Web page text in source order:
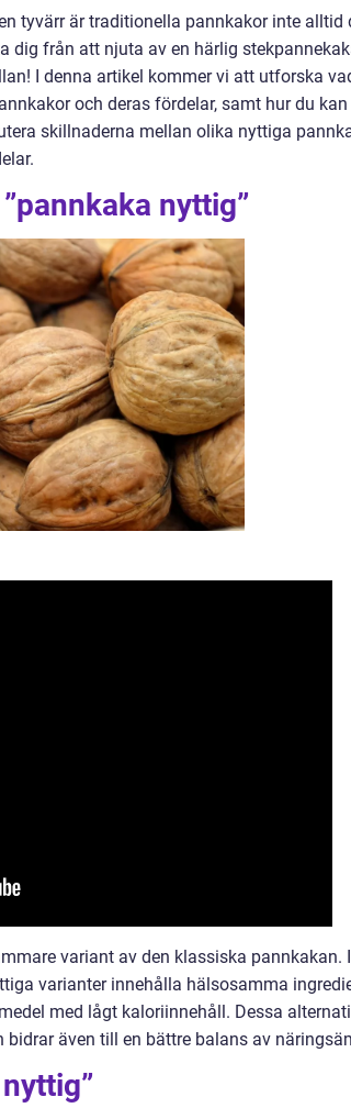
tyvärr är traditionella pannkakor inte alltid
dig från att njuta av en härlig
I denna artikel kommer vi att utforska
och deras fördelar, samt hur du
skillnaderna mellan olika nyttiga
nyttig”
variant av den klassiska pannkakan.
varianter innehålla hälsosamma
med lågt kaloriinnehåll. Dessa
även till en bättre balans av